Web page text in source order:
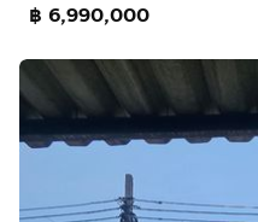
฿ 6,990,000